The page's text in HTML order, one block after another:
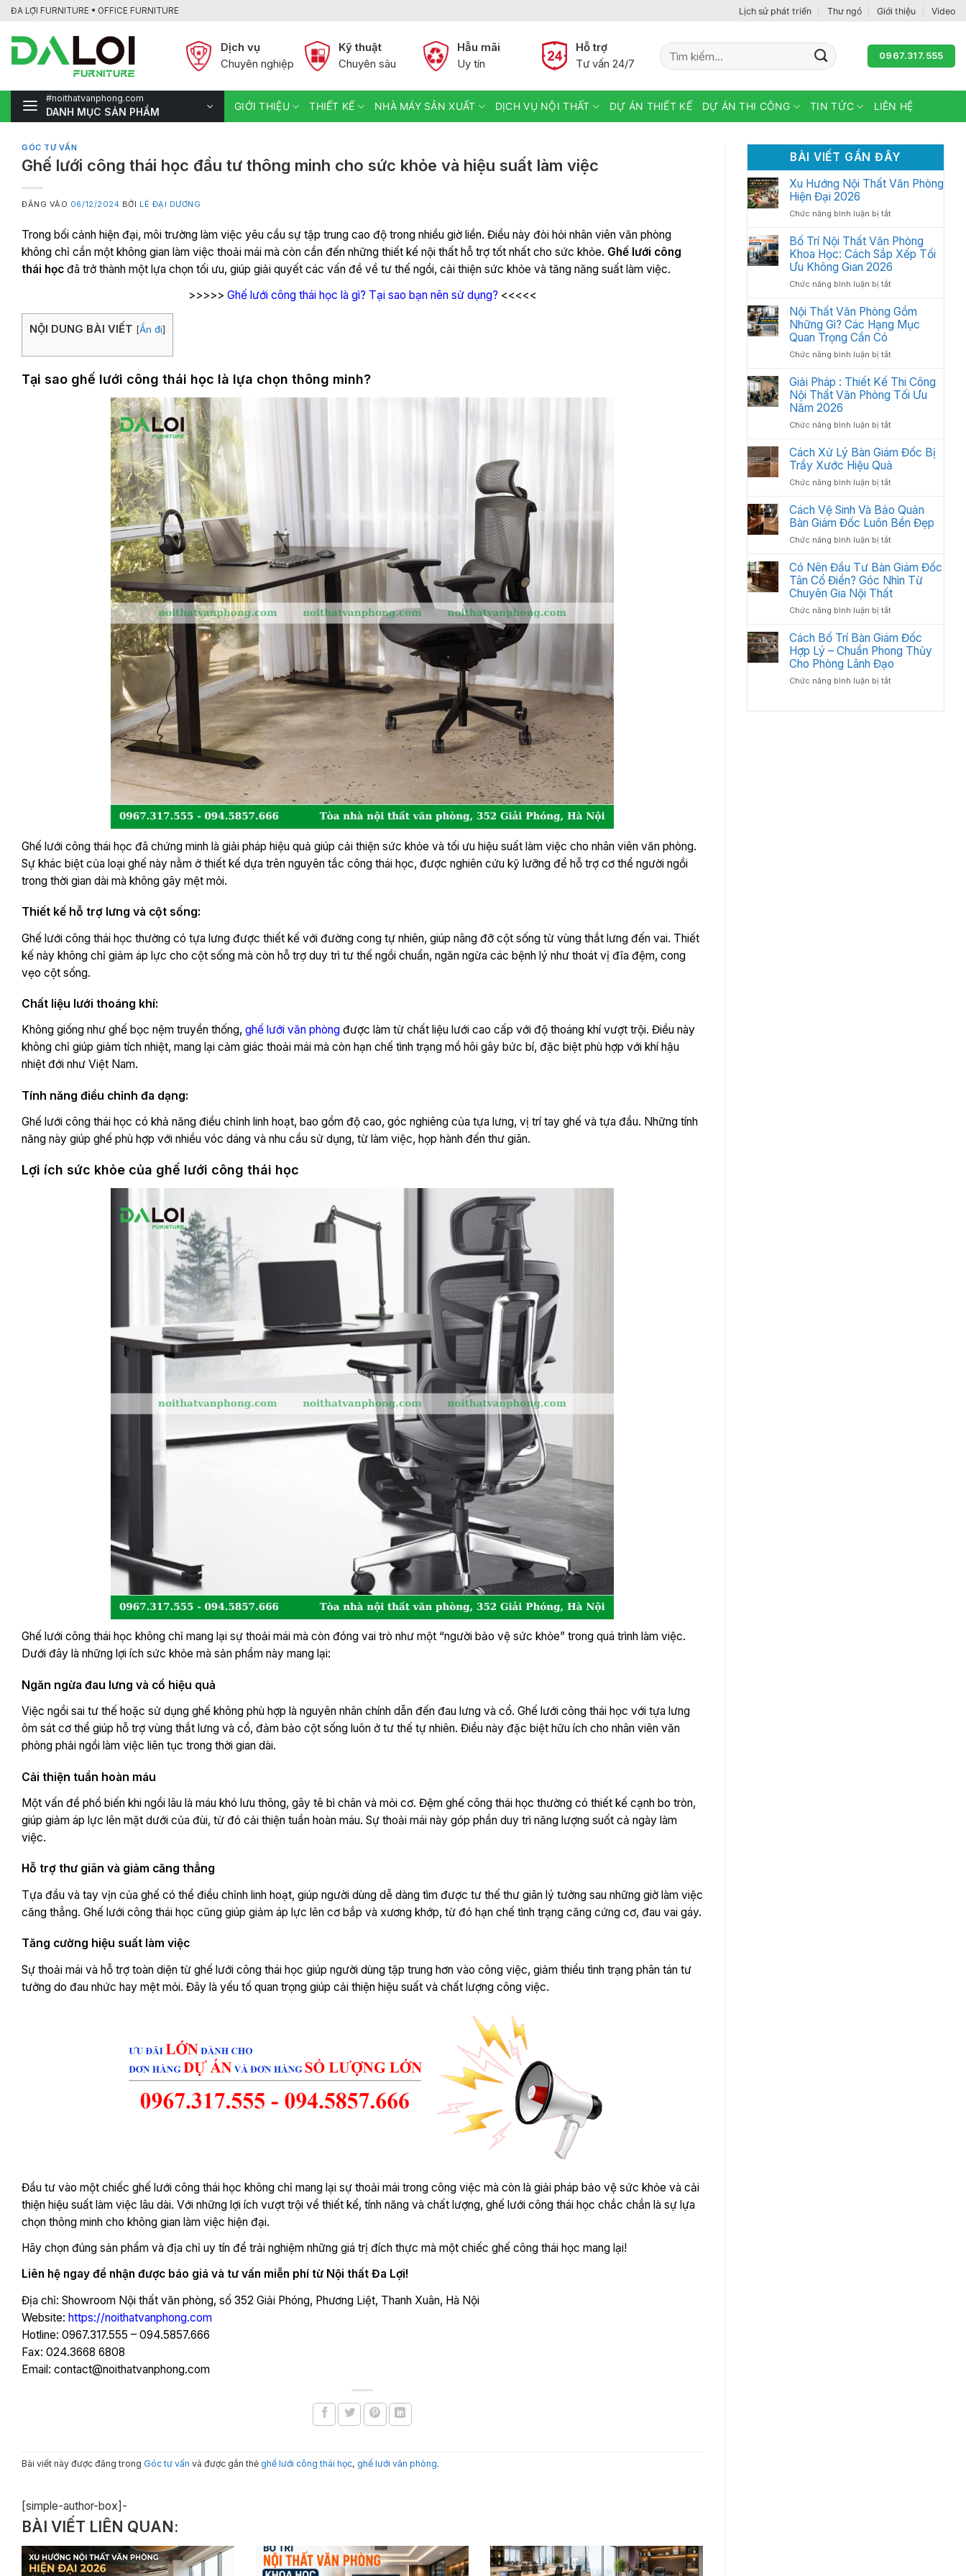
Bỏ
nội
dung
ĐA LỢI FURNITURE • OFFICE FURNITURE Lịch sử phát triển Thư ngỏ Giới thiệu Video
Dịch vụ
Chuyên nghiệp
Kỹ thuật
Chuyên sâu
Hẫu mãi
Uy tín
Hỗ trợ
Tư vấn 24/7
Tìm
kiếm:
0967.317.555
#noithatvanphong.com
DANH MỤC SẢN PHẨM GIỚI THIỆU THIẾT KẾ NHÀ MÁY SẢN XUẤT DỊCH VỤ NỘI THẤT DỰ ÁN THIẾT KẾ DỰ ÁN THI CÔNG TIN TỨC LIÊN HỆ
GÓC TƯ VẤN
Ghế lưới công thái học đầu tư thông minh cho sức khỏe và hiệu suất làm việc
ĐĂNG VÀO 06/12/2024 BỞI LÊ ĐẠI DƯƠNG
Trong bối cảnh hiện đại, môi trường làm việc yêu cầu sự tập trung cao độ trong nhiều giờ liền. Điều này đòi hỏi nhân viên văn phòng
không chỉ cần một không gian làm việc thoải mái mà còn cần đến những thiết kế nội thất hỗ trợ tốt nhất cho sức khỏe. Ghế lưới công
thái học đã trở thành một lựa chọn tối ưu, giúp giải quyết các vấn đề về tư thế ngồi, cải thiện sức khỏe và tăng năng suất làm việc.
>>>>> Ghế lưới công thái học là gì? Tại sao bạn nên sử dụng? <<<<<
NỘI DUNG BÀI VIẾT [Ẩn đi]
Tại sao ghế lưới công thái học là lựa chọn thông minh?
Ghế lưới công thái học đã chứng minh là giải pháp hiệu quả giúp cải thiện sức khỏe và tối ưu hiệu suất làm việc cho nhân viên văn phòng.
Sự khác biệt của loại ghế này nằm ở thiết kế dựa trên nguyên tắc công thái học, được nghiên cứu kỹ lưỡng để hỗ trợ cơ thể người ngồi
trong thời gian dài mà không gây mệt mỏi.
Thiết kế hỗ trợ lưng và cột sống:
Ghế lưới công thái học thường có tựa lưng được thiết kế với đường cong tự nhiên, giúp nâng đỡ cột sống từ vùng thắt lưng đến vai. Thiết
kế này không chỉ giảm áp lực cho cột sống mà còn hỗ trợ duy trì tư thế ngồi chuẩn, ngăn ngừa các bệnh lý như thoát vị đĩa đệm, cong
vẹo cột sống.
Chất liệu lưới thoáng khí:
Không giống như ghế bọc nệm truyền thống, ghế lưới văn phòng được làm từ chất liệu lưới cao cấp với độ thoáng khí vượt trội. Điều này
không chỉ giúp giảm tích nhiệt, mang lại cảm giác thoải mái mà còn hạn chế tình trạng mồ hôi gây bức bí, đặc biệt phù hợp với khí hậu
nhiệt đới như Việt Nam.
Tính năng điều chỉnh đa dạng:
Ghế lưới công thái học có khả năng điều chỉnh linh hoạt, bao gồm độ cao, góc nghiêng của tựa lưng, vị trí tay ghế và tựa đầu. Những tính
năng này giúp ghế phù hợp với nhiều vóc dáng và nhu cầu sử dụng, từ làm việc, họp hành đến thư giãn.
Lợi ích sức khỏe của ghế lưới công thái học
Ghế lưới công thái học không chỉ mang lại sự thoải mái mà còn đóng vai trò như một “người bảo vệ sức khỏe” trong quá trình làm việc.
Dưới đây là những lợi ích sức khỏe mà sản phẩm này mang lại:
Ngăn ngừa đau lưng và cổ hiệu quả
Việc ngồi sai tư thế hoặc sử dụng ghế không phù hợp là nguyên nhân chính dẫn đến đau lưng và cổ. Ghế lưới công thái học với tựa lưng
ôm sát cơ thể giúp hỗ trợ vùng thắt lưng và cổ, đảm bảo cột sống luôn ở tư thế tự nhiên. Điều này đặc biệt hữu ích cho nhân viên văn
phòng phải ngồi làm việc liên tục trong thời gian dài.
Cải thiện tuần hoàn máu
Một vấn đề phổ biến khi ngồi lâu là máu khó lưu thông, gây tê bì chân và mỏi cơ. Đệm ghế công thái học thường có thiết kế cạnh bo tròn,
giúp giảm áp lực lên mặt dưới của đùi, từ đó cải thiện tuần hoàn máu. Sự thoải mái này góp phần duy trì năng lượng suốt cả ngày làm
việc.
Hỗ trợ thư giãn và giảm căng thẳng
Tựa đầu và tay vịn của ghế có thể điều chỉnh linh hoạt, giúp người dùng dễ dàng tìm được tư thế thư giãn lý tưởng sau những giờ làm việc
căng thẳng. Ghế lưới công thái học cũng giúp giảm áp lực lên cơ bắp và xương khớp, từ đó hạn chế tình trạng căng cứng cơ, đau vai gáy.
Tăng cường hiệu suất làm việc
Sự thoải mái và hỗ trợ toàn diện từ ghế lưới công thái học giúp người dùng tập trung hơn vào công việc, giảm thiểu tình trạng phân tán tư
tưởng do đau nhức hay mệt mỏi. Đây là yếu tố quan trọng giúp cải thiện hiệu suất và chất lượng công việc.
Đầu tư vào một chiếc ghế lưới công thái học không chỉ mang lại sự thoải mái trong công việc mà còn là giải pháp bảo vệ sức khỏe và cải
thiện hiệu suất làm việc lâu dài. Với những lợi ích vượt trội về thiết kế, tính năng và chất lượng, ghế lưới công thái học chắc chắn là sự lựa
chọn thông minh cho không gian làm việc hiện đại.
Hãy chọn đúng sản phẩm và địa chỉ uy tín để trải nghiệm những giá trị đích thực mà một chiếc ghế công thái học mang lại!
Liên hệ ngay để nhận được báo giá và tư vấn miễn phí từ Nội thất Đa Lợi!
Địa chỉ: Showroom Nội thất văn phòng, số 352 Giải Phóng, Phương Liệt, Thanh Xuân, Hà Nội
Website: https://noithatvanphong.com
Hotline: 0967.317.555 – 094.5857.666
Fax: 024.3668 6808
Email: contact@noithatvanphong.com
Bài viết này được đăng trong Góc tư vấn và được gắn thẻ ghế lưới công thái học, ghế lưới văn phòng.
[simple-author-box]-
BÀI VIẾT LIÊN QUAN:
BÀI VIẾT GẦN ĐÂY
Xu Hướng Nội Thất Văn Phòng
Hiện Đại 2026
Chức năng bình luận bị tắtở
Hướng
Nội
Thất
Văn
Phòng
Đại
2026
Bố Trí Nội Thất Văn Phòng
Khoa Học: Cách Sắp Xếp Tối
Ưu Không Gian 2026
Chức năng bình luận bị tắtở
Trí
Nội
Thất
Phòng
Học:
Cách
Tối
Không
Gian
2026
Nội Thất Văn Phòng Gồm
Những Gì? Các Hạng Mục
Quan Trọng Cần Có
Chức năng bình luận bị tắtở
Thất
Văn
Phòng
Những
Các
Hạng
Quan
Cần
Có
Giải Pháp : Thiết Kế Thi Công
Nội Thất Văn Phòng Tối Ưu
Năm 2026
Chức năng bình luận bị tắtở
Pháp
Kế
Công
Nội
Tối
Ưu
Năm
2026
Cách Xử Lý Bàn Giám Đốc Bị
Trầy Xước Hiệu Quả
Chức năng bình luận bị tắtở
Xử
Lý
Bàn
Giám
Bị
Trầy
Xước
Quả
Cách Vệ Sinh Và Bảo Quản
Bàn Giám Đốc Luôn Bền Đẹp
Chức năng bình luận bị tắtở
Vệ
Sinh
Và
Bảo
Quản
Giám
Đốc
Luôn
Đẹp
Có Nên Đầu Tư Bàn Giám Đốc
Tân Cổ Điển? Góc Nhìn Từ
Chuyên Gia Nội Thất
Chức năng bình luận bị tắtở
Nên
Đầu
Tư
Bàn
Giám
Cách Bố Trí Bàn Giám Đốc
Hợp Lý – Chuẩn Phong Thủy
Cho Phòng Lãnh Đạo
Chức năng bình luận bị tắtở